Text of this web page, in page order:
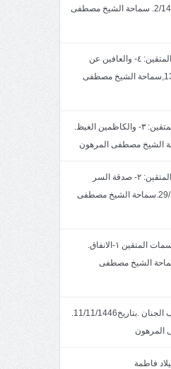
المقدرة. بتاريخ 27 2/1447. سماحة الشيخ مصطفى
خطبة الجمعة: سمات المتقين: ٤- والعافين عن
الناس.بتاريخ13/2/1447,سماحة الشيخ مصطفى
خطبة الجمعةسمات المتقين: ٣- والكاظمين الغيظ.
خطبة الجمعة: سمات المتقين: ٢- صدقة السر
والعلن.. بتاريخ29/1/1446.سماحة الشيخ مصطفى
خطبة الجمعة بعنوان: سمات المتقين ١-الانفاق.
12/1446. سماحة الشيخ مصطفى
خطبة الجمعة: ميلاد باب الجنان .بتاريخ11/11/1446.
المرهون
فاطمة